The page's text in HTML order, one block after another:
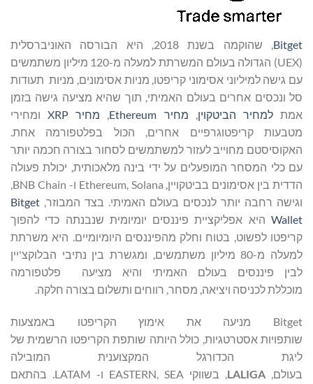
Bitget
, שהוקמה בשנת 2018, היא הבורסה האוניברסלית
(UEX) הגדולה בעולם המשרתת למעלה מ-120 מיליון משתמשים
עם גישה למיליוני אסימוני קריפטו, מניות אסימונים, מניות תעודות
סל ונכסים אחרים בעולם האמיתי, תוך שהיא מציעה גישה בזמן
אמתלמחיר הביטקוין, מחיר Ethereum , מחיר XRP
ומחירי
מטבעות קריפטוגרפיים אחרים, הכול בפלטפורמה אחת.
האקוסיסטם מחוייב לעזור למשתמשים לסחור בצורה חכמה יותר
עם כלי המסחר המופעלים על ידי בינה מלאכותית, יכולת פעולה
הדדית בין אסימונים בביטקויין, Ethereum, Solana ו- BNB Chain,
וגישה רחבה יותר לנכסים בעולם האמיתי. בצד המבוזר, Bitget
Wallet היא אפליקציית פיננסים יומיומית שנבנתה כדי להפוך
קריפטו לפשוט, בטוח וחלק מהפיננסים היומיומיים. היא משרתת
למעלה מ-80 מיליון משתמשים, ומגשרת בין נתיבי הבלוקצ'יין
לבין פיננסים בעולם האמיתי והיא מציעה פלטפורמה
מוכללת לכניסה ויציאה, מסחר, רווחים ותשלום בצורה חלקה.
Bitget מניעה את אימוץ הקריפטו באמצעות
שותפויות אסטרטגיות, כולל היותה שותפת הקריפטו הרשמית של
ליגת הכדורגל המקצוענית המובילה
בעולם, LALIGA
, בשווקי EASTERN, SEA ו- LATAM. בהתאם